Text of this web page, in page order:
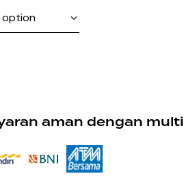
aman dengan